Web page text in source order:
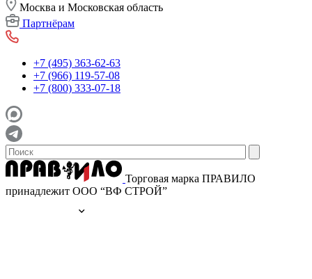
Москва и Московская область
Партнёрам
+7 (495) 363-62-63
+7 (966) 119-57-08
+7 (800) 333-07-18
Торговая марка ПРАВИЛО
принадлежит ООО “ВФ СТРОЙ”